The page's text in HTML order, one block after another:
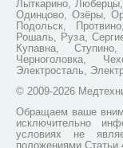
Лыткарино,
Одинцово, Озёры,
Подольск,
Рошаль, Руза,
Купавна,
Черноголовка,
Электросталь,
© 2009-2026
Обращаем ваше
исключительно
условиях не
положениями Статьи